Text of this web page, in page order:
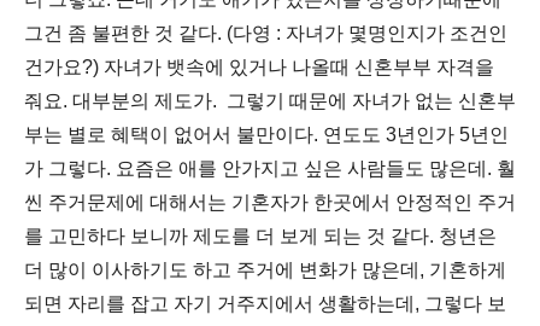
그건 좀 불편한 것 같다. (다영 : 자녀가 몇명인지가 조건인
건가요?) 자녀가 뱃속에 있거나 나올때 신혼부부 자격을
줘요. 대부분의 제도가. 그렇기 때문에 자녀가 없는 신혼부
부는 별로 혜택이 없어서 불만이다. 연도도 3년인가 5년인
가 그렇다. 요즘은 애를 안가지고 싶은 사람들도 많은데. 훨
씬 주거문제에 대해서는 기혼자가 한곳에서 안정적인 주거
를 고민하다 보니까 제도를 더 보게 되는 것 같다. 청년은
더 많이 이사하기도 하고 주거에 변화가 많은데, 기혼하게
되면 자리를 잡고 자기 거주지에서 생활하는데, 그렇다 보